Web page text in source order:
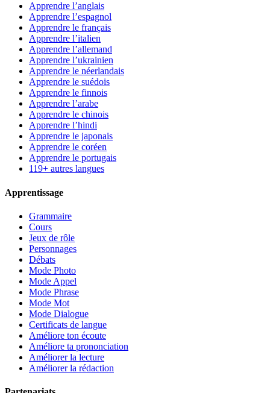
Apprendre l’anglais
Apprendre l’espagnol
Apprendre le français
Apprendre l’italien
Apprendre l’allemand
Apprendre l’ukrainien
Apprendre le néerlandais
Apprendre le suédois
Apprendre le finnois
Apprendre l’arabe
Apprendre le chinois
Apprendre l’hindi
Apprendre le japonais
Apprendre le coréen
Apprendre le portugais
119+ autres langues
Apprentissage
Grammaire
Cours
Jeux de rôle
Personnages
Débats
Mode Photo
Mode Appel
Mode Phrase
Mode Mot
Mode Dialogue
Certificats de langue
Améliore ton écoute
Améliore ta prononciation
Améliorer la lecture
Améliorer la rédaction